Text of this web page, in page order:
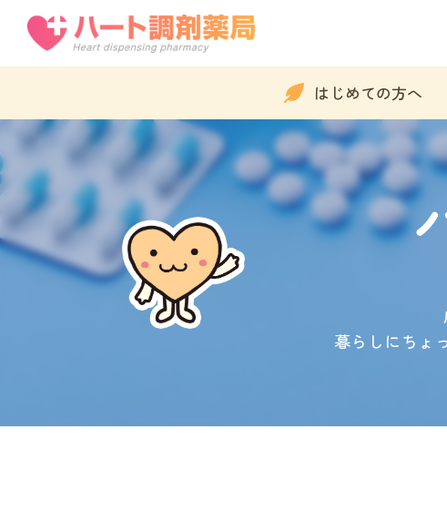
はじめての方へ
暮らしにちょ